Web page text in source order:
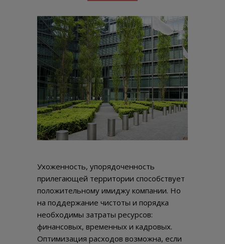
Ухоженность, упорядоченность
прилегающей территории способствует
положительному имиджу компании. Но
на поддержание чистоты и порядка
необходимы затраты ресурсов:
финансовых, временных и кадровых.
Оптимизация расходов возможна, если